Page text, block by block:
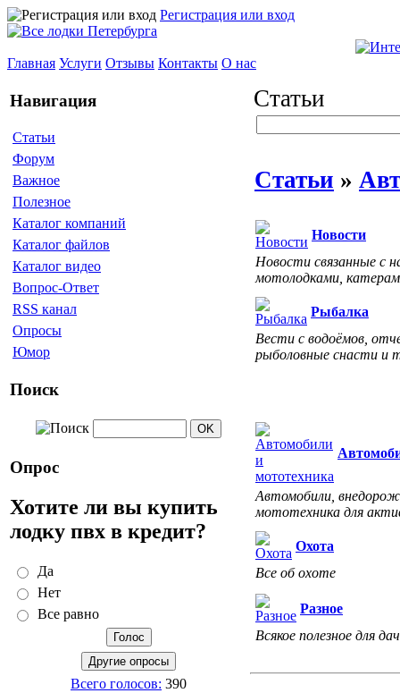
Регистрация или вход
Главная Услуги Отзывы Контакты О нас
Навигация
Статьи
Форум
Важное
Полезное
Каталог компаний
Каталог файлов
Каталог видео
Вопрос-Ответ
RSS канал
Опросы
Юмор
Поиск
Опрос
Хотите ли вы купить
лодку пвх в кредит?
Да
Нет
Все равно
Всего голосов: 390
Статьи
Статьи »
Новости
Новости связанные с
мотолодками,
Рыбалка
Вести с водоёмов,
рыболовные снасти и
Автомобили,
мототехника для
Охота
Все об охоте
Разное
Всякое полезное для